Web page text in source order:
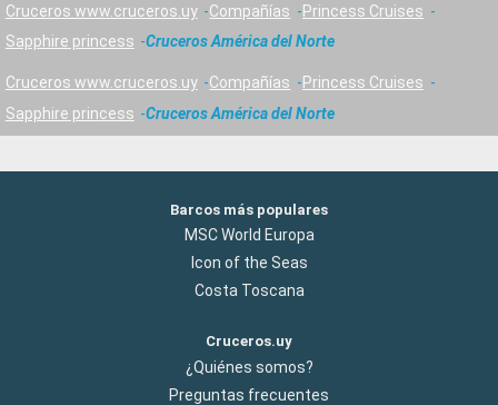
Cruceros www.cruceros.uy Compañías
Princess Cruises
Sapphire princess
Cruceros América del Norte
Cruceros www.cruceros.uy Compañías
Princess Cruises
Sapphire princess
Cruceros América del Norte
Barcos más populares
MSC World Europa
Icon of the Seas
Costa Toscana
Cruceros.uy
¿Quiénes somos?
Preguntas frecuentes